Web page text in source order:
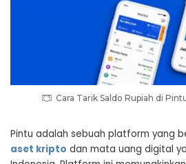
Cara Tarik Saldo Rupiah di
Pintu adalah sebuah platform yang
aset kripto dan mata uang digital